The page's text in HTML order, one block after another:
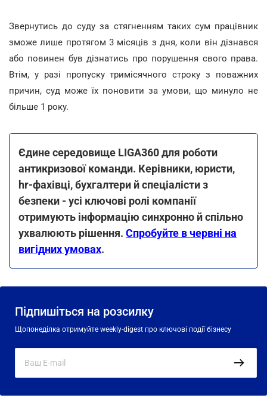
Звернутись до суду за стягненням таких сум працівник
зможе лише протягом 3 місяців з дня, коли він дізнався
або повинен був дізнатись про порушення свого права.
Втім, у разі пропуску тримісячного строку з поважних
причин, суд може їх поновити за умови, що минуло не
більше 1 року.
Єдине середовище LIGA360 для роботи
антикризової команди. Керівники, юристи,
hr-фахівці, бухгалтери й спеціалісти з
безпеки - усі ключові ролі компанії
отримують інформацію синхронно й спільно
ухвалюють рішення. Спробуйте в червні на
вигідних умовах.
Підпишіться на розсилку
Щопонеділка отримуйте weekly-digest про ключові події бізнесу